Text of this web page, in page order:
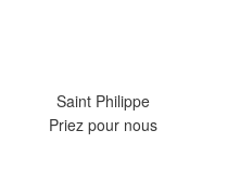
Saint Philippe
Priez pour nous